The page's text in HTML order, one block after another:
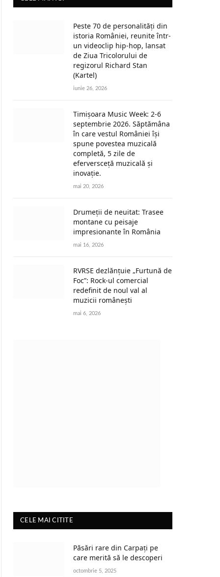
Peste 70 de personalități din
istoria României, reunite într-
un videoclip hip-hop, lansat
de Ziua Tricolorului de
regizorul Richard Stan
(Kartel)
iunie 26, 2026
Timișoara Music Week: 2-6
septembrie 2026. Săptămâna
în care vestul României își
spune povestea muzicală
completă, 5 zile de
eferversceță muzicală și
inovație.
mai 20, 2026
Drumeții de neuitat: Trasee
montane cu peisaje
impresionante în România
mai 16, 2026
RVRSE dezlănțuie „Furtună de
Foc”: Rock-ul comercial
redefinit de noul val al
muzicii românești
mai 6, 2026
CELE MAI CITITE
Păsări rare din Carpați pe
care merită să le descoperi
octombrie 5, 2025